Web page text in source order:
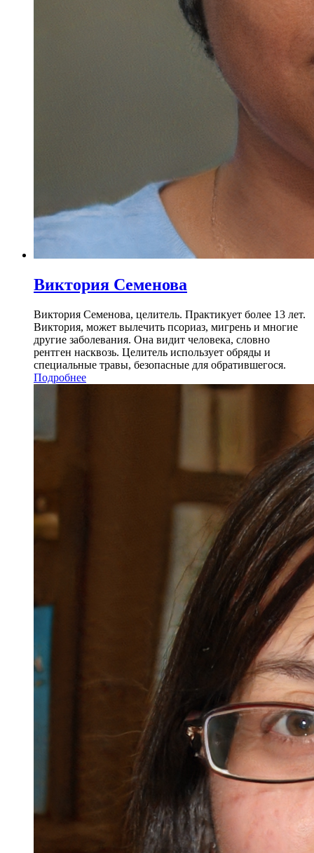
Виктория Семенова
Виктория Семенова, целитель. Практикует более 13 лет.
Виктория, может вылечить псориаз, мигрень и многие
другие заболевания. Она видит человека, словно
рентген насквозь. Целитель использует обряды и
специальные травы, безопасные для обратившегося.
Подробнее